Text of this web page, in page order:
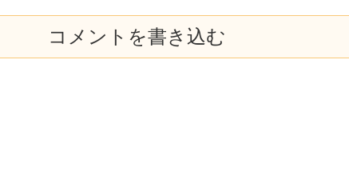
コメントを書き込む